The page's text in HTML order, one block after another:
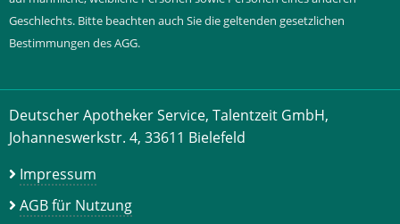
Geschlechts. Bitte beachten auch Sie die geltenden gesetzlichen
Bestimmungen des AGG.
Deutscher Apotheker Service, Talentzeit GmbH,
Johanneswerkstr. 4, 33611 Bielefeld
Impressum
AGB für Nutzung